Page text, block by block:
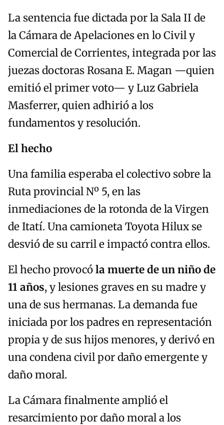
La sentencia fue dictada por la Sala II de
la Cámara de Apelaciones en lo Civil y
Comercial de Corrientes, integrada por las
juezas doctoras Rosana E. Magan —quien
emitió el primer voto— y Luz Gabriela
Masferrer, quien adhirió a los
fundamentos y resolución.
El hecho
Una familia esperaba el colectivo sobre la
Ruta provincial Nº 5, en las
inmediaciones de la rotonda de la Virgen
de Itatí. Una camioneta Toyota Hilux se
desvió de su carril e impactó contra ellos.
El hecho provocóla muerte de un niño de
11 años, y lesiones graves en su madre y
una de sus hermanas. La demanda fue
iniciada por los padres en representación
propia y de sus hijos menores, y derivó en
una condena civil por daño emergente y
daño moral.
La Cámara finalmente amplió el
resarcimiento por daño moral a los